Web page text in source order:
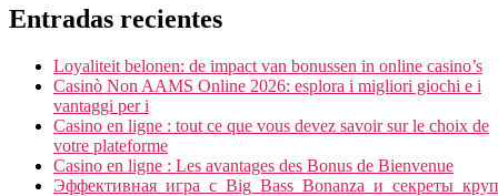
Entradas recientes
Loyaliteit belonen: de impact van bonussen in online casino’s
Casinò Non AAMS Online 2026: esplora i migliori giochi e i
vantaggi per i
Casino en ligne : tout ce que vous devez savoir sur le choix de
votre plateforme
Casino en ligne : Les avantages des Bonus de Bienvenue